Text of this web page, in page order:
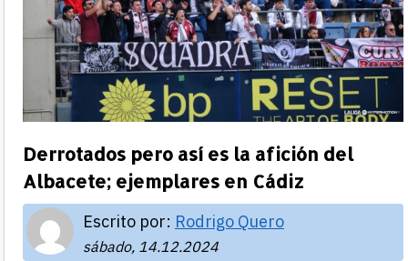
Derrotados pero así es la afición del
Albacete; ejemplares en Cádiz
Escrito por: Rodrigo Quero
sábado, 14.12.2024